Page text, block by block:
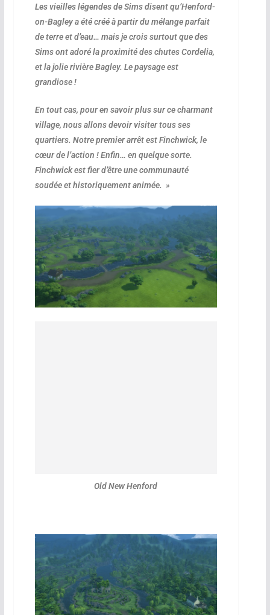
Les vieilles légendes de Sims disent qu’Henford-
on-Bagley a été créé à partir du mélange parfait
de terre et d’eau… mais je crois surtout que des
Sims ont adoré la proximité des chutes Cordelia,
et la jolie rivière Bagley. Le paysage est
grandiose !
En tout cas, pour en savoir plus sur ce charmant
village, nous allons devoir visiter tous ses
quartiers. Notre premier arrêt est Finchwick, le
cœur de l’action ! Enfin… en quelque sorte.
Finchwick est fier d’être une communauté
soudée et historiquement animée. »
Old New Henford